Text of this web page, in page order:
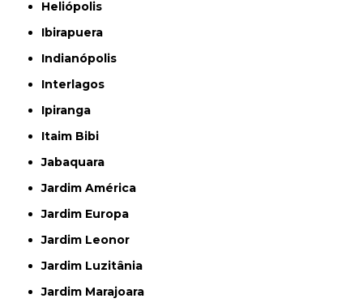
Heliópolis
Ibirapuera
Indianópolis
Interlagos
Ipiranga
Itaim Bibi
Jabaquara
Jardim América
Jardim Europa
Jardim Leonor
Jardim Luzitânia
Jardim Marajoara